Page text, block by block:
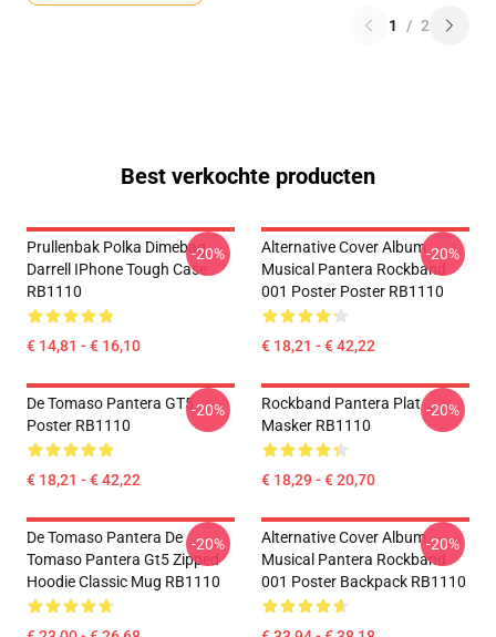
1 / 2
Best verkochte producten
Prullenbak Polka Dimebag
Darrell IPhone Tough Case
RB1110
€ 14,81 - € 16,10
-20%
Alternative Cover Album
Musical Pantera Rockband
001 Poster Poster RB1110
€ 18,21 - € 42,22
-20%
De Tomaso Pantera GT5
Poster RB1110
€ 18,21 - € 42,22
-20%
Rockband Pantera Plat
Masker RB1110
€ 18,29 - € 20,70
-20%
De Tomaso Pantera De
Tomaso Pantera Gt5 Zipped
Hoodie Classic Mug RB1110
-20%
Alternative Cover Album
Musical Pantera Rockband
001 Poster Backpack RB1110
-20%